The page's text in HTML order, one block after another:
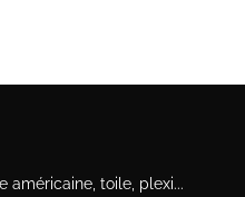
américaine, toile, plexi...